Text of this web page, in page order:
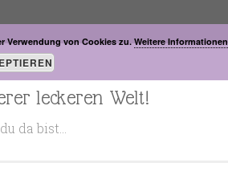
leckeren Welt!
da bist…
Verwendung von Cookies zu. Weitere Informationen